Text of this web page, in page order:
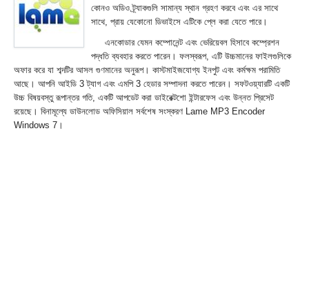
কোনও অডিও ট্র্যাকগুলি সামান্য স্থান গ্রহণ করবে এবং এর সাথে
সাথে, প্রায় যেকোনো ডিভাইসে এটিকে প্লে করা যেতে পারে।
এনকোডার যেমন কম্পোনেন্ট এবং ভেরিয়েবল হিসাবে কম্প্রেশন
পদ্ধতি ব্যবহার করতে পারেন। ফলস্বরূপ, এটি উচ্চমানের ফাইলগুলিকে
অফার করে যা শব্দটির আসল গুণমানের অনুরূপ। কাস্টমাইজযোগ্য ইনপুট এবং কর্মক্ষম পরামিতি
আছে। আপনি আইডি 3 ট্যাগ এবং এমপি 3 হেডার সম্পাদনা করতে পারেন। সফটওয়্যারটি একটি
উচ্চ বিষয়বস্তু রূপান্তর গতি, একটি আপডেট করা ডাইরেক্টশো ইন্টারফেস এবং উন্নত প্রিসেট
রয়েছে। বিনামূল্যে ডাউনলোড অফিসিয়াল সর্বশেষ সংস্করণ Lame MP3 Encoder
Windows 7।